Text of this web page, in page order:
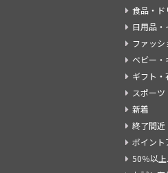
食品・ド
日用品・
ファッシ
ベビー・
ギフト
スポー
新着
終了間近
ポイント
50％以